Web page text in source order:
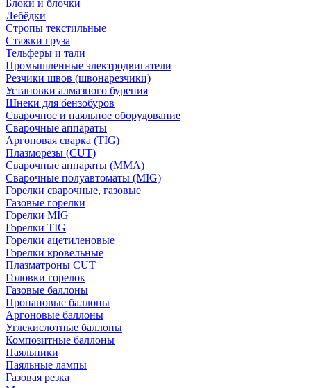
Блоки и блочки
Лебёдки
Стропы текстильные
Стяжки груза
Тельферы и тали
Промышленные электродвигатели
Резчики швов (швонарезчики)
Установки алмазного бурения
Шнеки для бензобуров
Сварочное и паяльное оборудование
Сварочные аппараты
Аргоновая сварка (TIG)
Плазморезы (CUT)
Сварочные аппараты (MMA)
Сварочные полуавтоматы (MIG)
Горелки сварочные, газовые
Газовые горелки
Горелки MIG
Горелки TIG
Горелки ацетиленовые
Горелки кровельные
Плазматроны CUT
Головки горелок
Газовые баллоны
Пропановые баллоны
Аргоновые баллоны
Углекислотные баллоны
Композитные баллоны
Паяльники
Паяльные лампы
Газовая резка